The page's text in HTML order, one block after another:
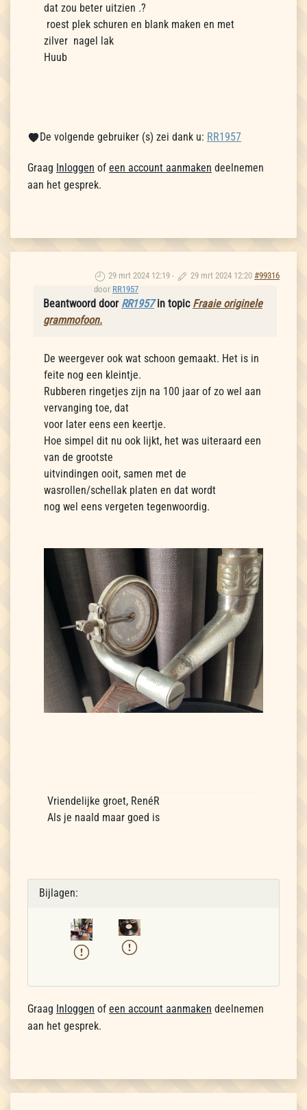
dat zou beter uitzien .?
roest plek schuren en blank maken en met
zilver nagel lak
Huub
De volgende gebruiker (s) zei dank u: RR1957
Graag Inloggen of een account aanmaken deelnemen
aan het gesprek.
29 mrt 2024 12:19 - 29 mrt 2024 12:20 #99316
door RR1957
Beantwoord door RR1957in topic Fraaie originele
grammofoon.
De weergever ook wat schoon gemaakt. Het is in
feite nog een kleintje.
Rubberen ringetjes zijn na 100 jaar of zo wel aan
vervanging toe, dat
voor later eens een keertje.
Hoe simpel dit nu ook lijkt, het was uiteraard een
van de grootste
uitvindingen ooit, samen met de
wasrollen/schellak platen en dat wordt
nog wel eens vergeten tegenwoordig.
Vriendelijke groet, RenéR
Als je naald maar goed is
Bijlagen:
Graag Inloggen of een account aanmaken deelnemen
aan het gesprek.